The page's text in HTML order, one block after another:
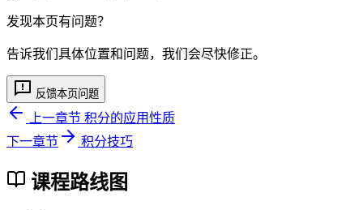
x
d
x
]
n
[
t
a
^
b
f(
x
)
d
x
发现本页有问题？
告诉我们具体位置和问题，我们会尽快修正。
反馈本页问题
上一章节 积分的应用性质
下一章节
积分技巧
课程路线图